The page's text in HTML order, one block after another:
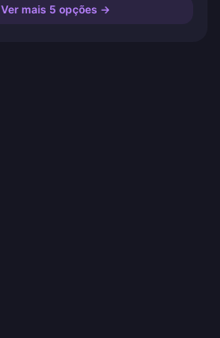
Ver mais 5 opções →